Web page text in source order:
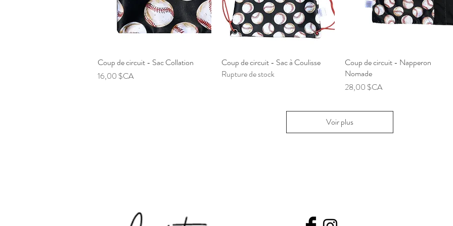
Aperçu rapide
Coup de circuit - Sac Collation
Prix
16,00 $CA
Aperçu rapide
Coup de circuit - Sac à Coulisse
Rupture de stock
Aperçu rapide
Coup de circuit - Napperon
Nomade
Prix
28,00 $CA
Voir plus